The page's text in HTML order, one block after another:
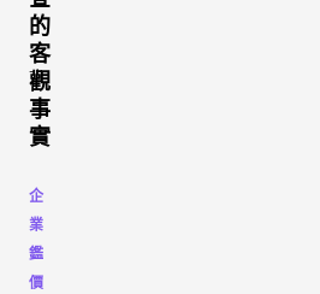
的
客
觀
事
實
企
業
鑑
價